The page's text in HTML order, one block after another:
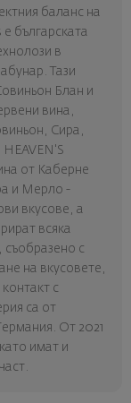
баланс на
е българската
в
Тази
Блан и
вина,
Сира,
от Каберне
и Мерло -
вкусове, а
всяка
с
на вкусовете,
с
са от
От 2021
имат и